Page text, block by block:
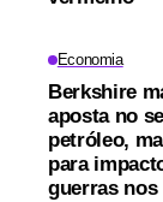
Economia
Berkshire
aposta no
petróleo,
para
guerras nos